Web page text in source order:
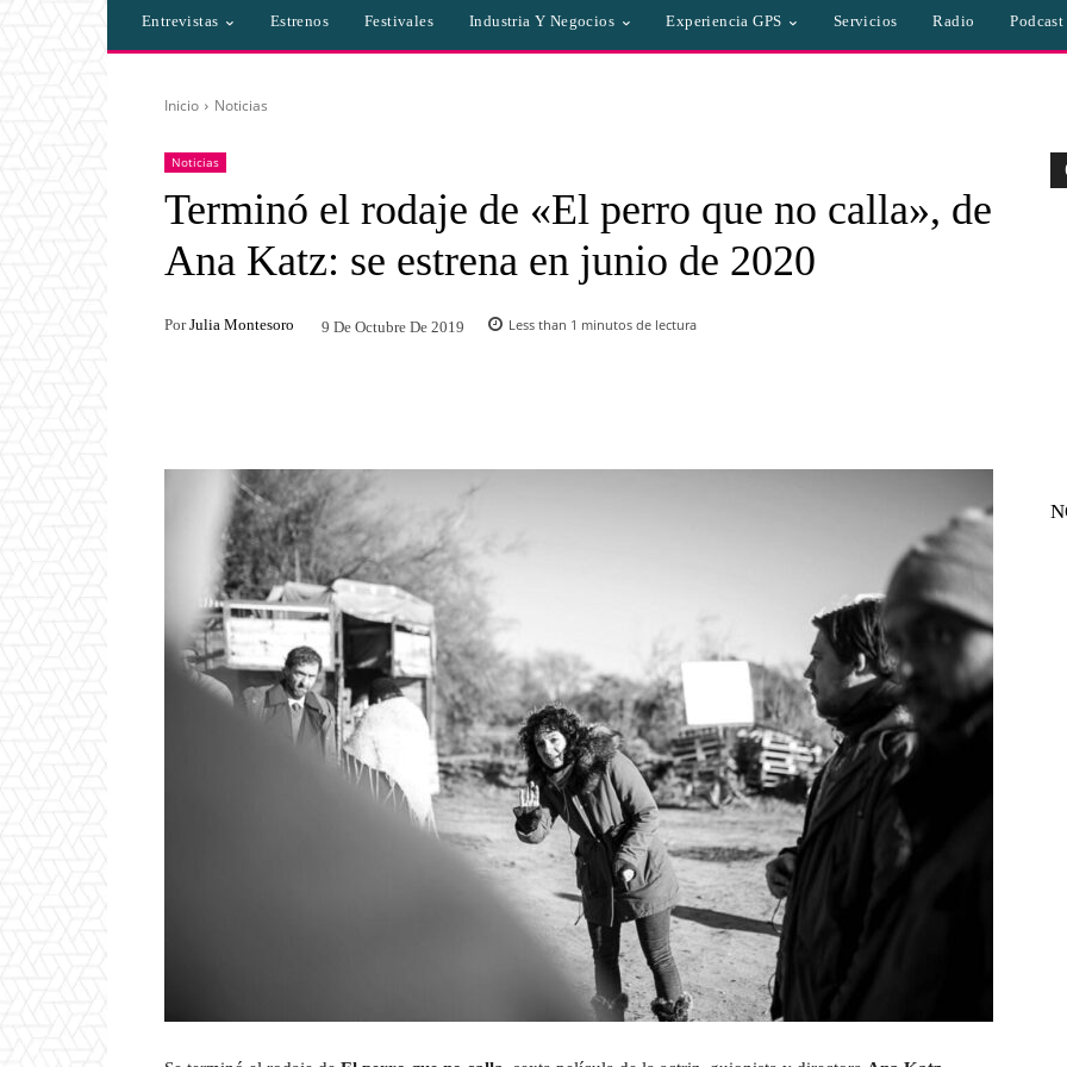
Entrevistas Estrenos Festivales Industria Y Negocios Experiencia GPS Servicios Radio Podcast
Inicio Noticias
Noticias
Terminó el rodaje de «El perro que no calla», de
Ana Katz: se estrena en junio de 2020
Por Julia Montesoro 9 De Octubre De 2019 Less than 1 minutos de lectura